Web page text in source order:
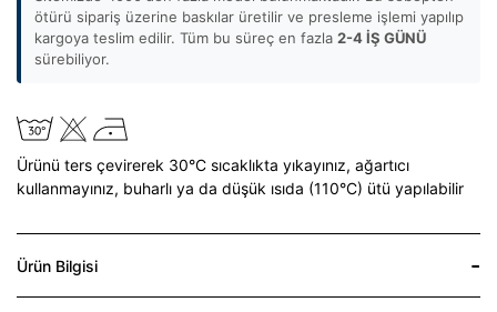
ötürü sipariş üzerine baskılar üretilir ve presleme işlemi yapılıp
kargoya teslim edilir. Tüm bu süreç en fazla 2-4 İŞ GÜNÜ
sürebiliyor.
Ürünü ters çevirerek 30°C sıcaklıkta yıkayınız, ağartıcı
kullanmayınız, buharlı ya da düşük ısıda (110°C) ütü yapılabilir
Ürün Bilgisi